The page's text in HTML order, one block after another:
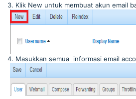
3. Klik New untuk membuat akun email
4. Masukkan semua informasi email